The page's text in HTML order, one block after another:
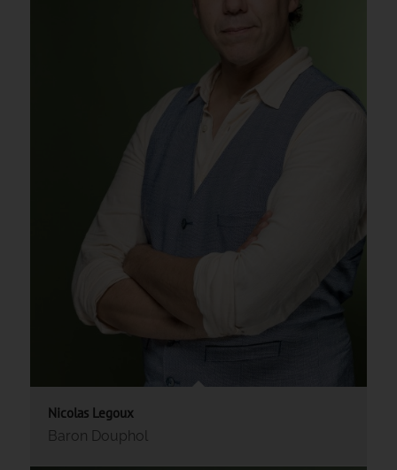
Nicolas Legoux
Baron Douphol